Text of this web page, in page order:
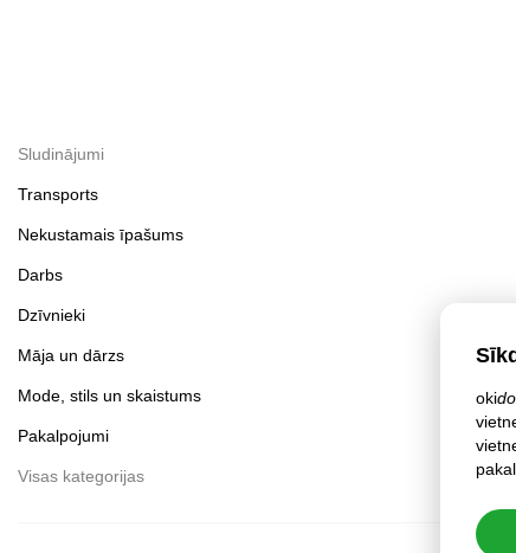
oki
Sludinājumi
Transports
Nekustamais īpašums
Darbs
Dzīvnieki
Māja un dārzs
Mode, stils un skaistums
Pakalpojumi
Visas kategorijas